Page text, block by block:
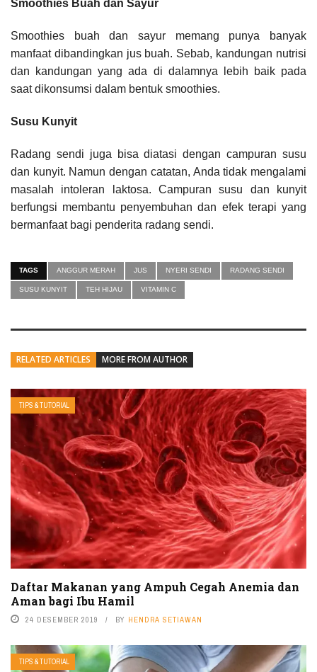
Smoothies Buah dan Sayur
Smoothies buah dan sayur memang punya banyak
manfaat dibandingkan jus buah. Sebab, kandungan nutrisi
dan kandungan yang ada di dalamnya lebih baik pada
saat dikonsumsi dalam bentuk smoothies.
Susu Kunyit
Radang sendi juga bisa diatasi dengan campuran susu
dan kunyit. Namun dengan catatan, Anda tidak mengalami
masalah intoleran laktosa. Campuran susu dan kunyit
berfungsi membantu penyembuhan dan efek terapi yang
bermanfaat bagi penderita radang sendi.
TAGS ANGGUR MERAH JUS NYERI SENDI RADANG SENDI
SUSU KUNYIT TEH HIJAU VITAMIN C
RELATED ARTICLES MORE FROM AUTHOR
TIPS & TUTORIAL
Daftar Makanan yang Ampuh Cegah Anemia dan
Aman bagi Ibu Hamil
24 DESEMBER 2019 BY HENDRA SETIAWAN
TIPS & TUTORIAL